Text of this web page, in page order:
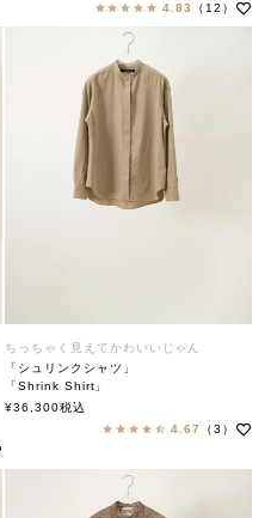
4.83
（12）
ちっちゃく見えてかわいいじゃん
「シュリンクシャツ」
「Shrink Shirt」
soutiencollar（ステンカラー）
¥36,300税込
4.67
（3）